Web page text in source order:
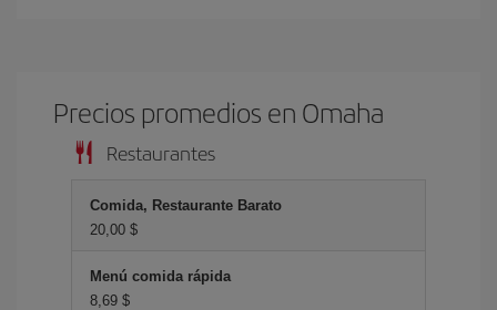
Precios promedios en Omaha
Restaurantes
Comida, Restaurante Barato
20,00 $
Menú comida rápida
8,69 $